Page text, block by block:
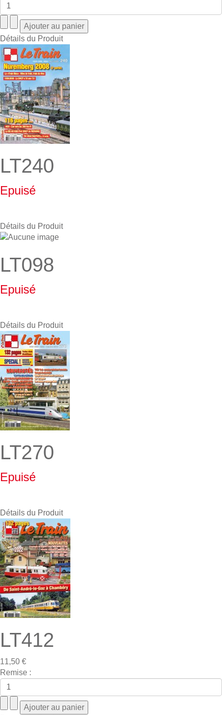
Détails du Produit
LT240
Epuisé
Détails du Produit
LT098
Epuisé
Détails du Produit
LT270
Epuisé
Détails du Produit
LT412
11,50 €
Remise :